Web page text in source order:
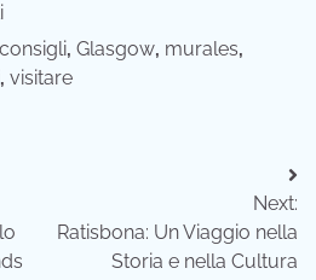
consigli, Glasgow, murales,
, visitare
Next:
Ratisbona: Un Viaggio nella
Storia e nella Cultura